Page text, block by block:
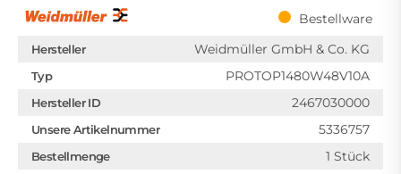
Bestellware
Hersteller Weidmüller GmbH & Co. KG
Typ PROTOP1480W48V10A
Hersteller ID 2467030000
Unsere Artikelnummer 5336757
Bestellmenge 1 Stück